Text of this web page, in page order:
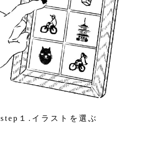
step１.イラストを選ぶ